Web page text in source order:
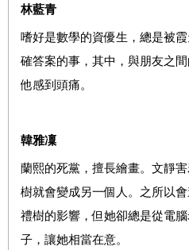
林藍青
嗜好是數學的資優生，總是被
確答案的事，其中，與朋友之
他感到頭痛。
韓雅凜
蘭熙的死黨，擅長繪畫。文靜
樹就會變成另一個人。之所以
禮樹的影響，但她卻總是從電
子，讓她相當在意。